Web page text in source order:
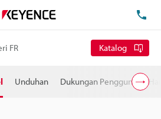
FR Katalog
Unduhan Dukungan Pengguna